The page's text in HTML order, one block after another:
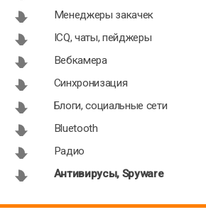
Менеджеры закачек
ICQ, чаты, пейджеры
Вебкамера
Синхронизация
Блоги, социальные сети
Bluetooth
Радио
Антивирусы, Spyware